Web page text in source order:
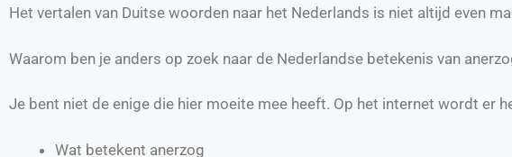
Het vertalen van Duitse woorden naar het Nederlands is niet altijd even
Waarom ben je anders op zoek naar de Nederlandse betekenis van
Je bent niet de enige die hier moeite mee heeft. Op het internet wordt er
Wat betekent anerzog